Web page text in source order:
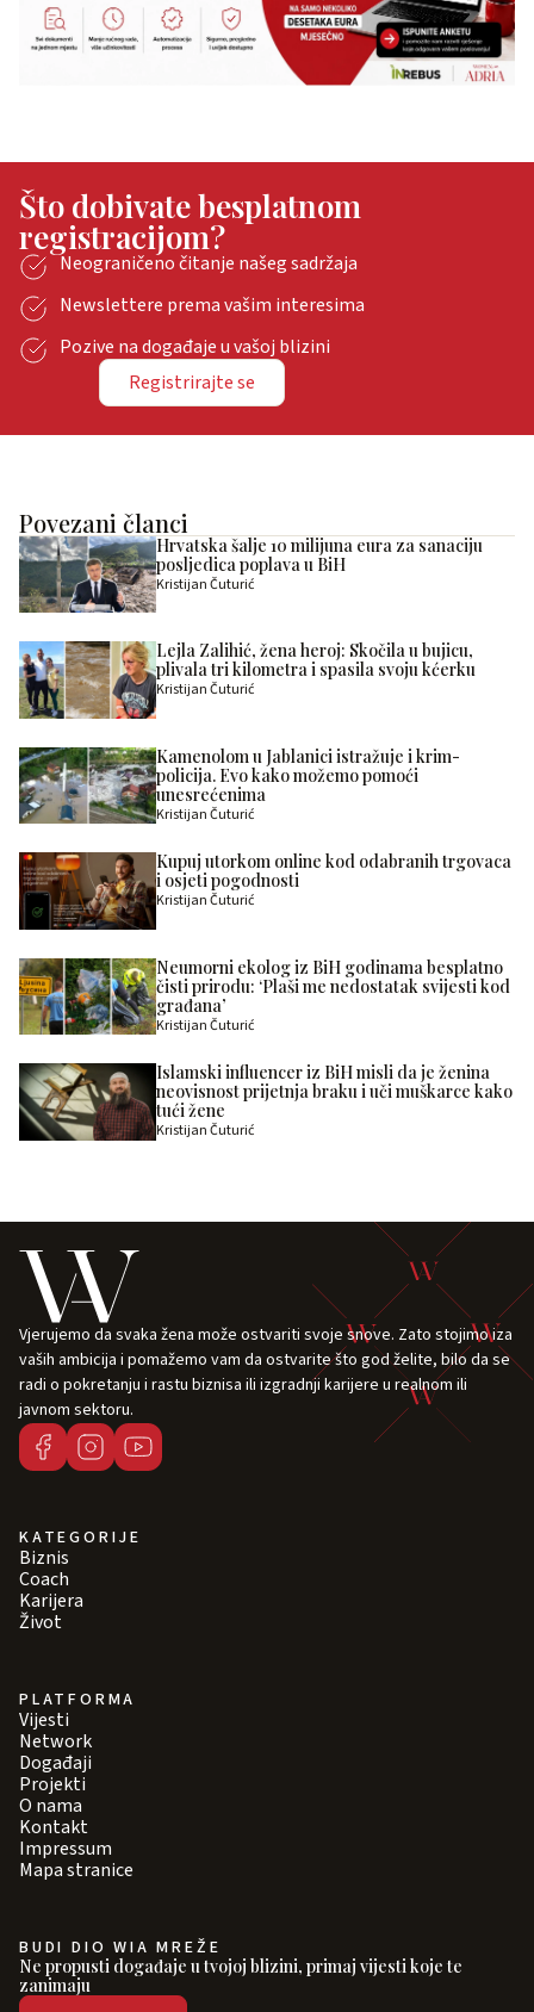
Što dobivate besplatnom
registracijom?
Neograničeno čitanje našeg sadržaja
Newslettere prema vašim interesima
Pozive na događaje u vašoj blizini
Registrirajte se
Povezani članci
Hrvatska šalje 10 milijuna eura za sanaciju
posljedica poplava u BiH
Kristijan Čuturić
Lejla Zalihić, žena heroj: Skočila u bujicu,
plivala tri kilometra i spasila svoju kćerku
Kristijan Čuturić
Kamenolom u Jablanici istražuje i krim-
policija. Evo kako možemo pomoći
unesrećenima
Kristijan Čuturić
Kupuj utorkom online kod odabranih trgovaca
i osjeti pogodnosti
Kristijan Čuturić
Neumorni ekolog iz BiH godinama besplatno
čisti prirodu: ‘Plaši me nedostatak svijesti kod
građana’
Kristijan Čuturić
Islamski influencer iz BiH misli da je ženina
neovisnost prijetnja braku i uči muškarce kako
tući žene
Kristijan Čuturić
Vjerujemo da svaka žena može ostvariti svoje snove. Zato stojimo iza
vaših ambicija i pomažemo vam da ostvarite što god želite, bilo da se
radi o pokretanju i rastu biznisa ili izgradnji karijere u realnom ili
javnom sektoru.
KATEGORIJE
Biznis
Coach
Karijera
Život
PLATFORMA
Vijesti
Network
Događaji
Projekti
O nama
Kontakt
Impressum
Mapa stranice
BUDI DIO WIA MREŽE
Ne propusti događaje u tvojoj blizini, primaj vijesti koje te
zanimaju